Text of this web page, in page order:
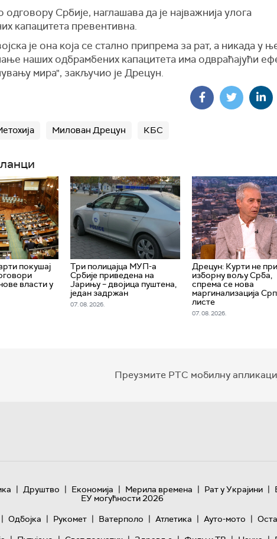
Србије, наглашава да је најважнија улога
капацитета превентивна.
је она која се стално припрема за рат, а никада у
наших одбрамбених капацитета има одвраћајући
мира", закључио је Дрецун.
Милован Дрецун КБС
покушај
власти у
Три полицајца МУП-а
Србије приведена на
Јарињу – двојица пуштена,
један задржан
07. 08. 2026.
Дрецун: Курти не
изборну вољу Срба,
спрема се нова
маргинализација
листе
07. 08. 2026.
Преузмите РТС мобилну
| Друштво | Економија | Мерила времена | Рат у Украјини |
ЕУ могућности 2026
| Одбојка | Рукомет | Ватерполо | Атлетика | Ауто-мото |